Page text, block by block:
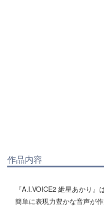
作品内容
『A.I.VOICE2 紲星あかり』
簡単に表現力豊かな音声が